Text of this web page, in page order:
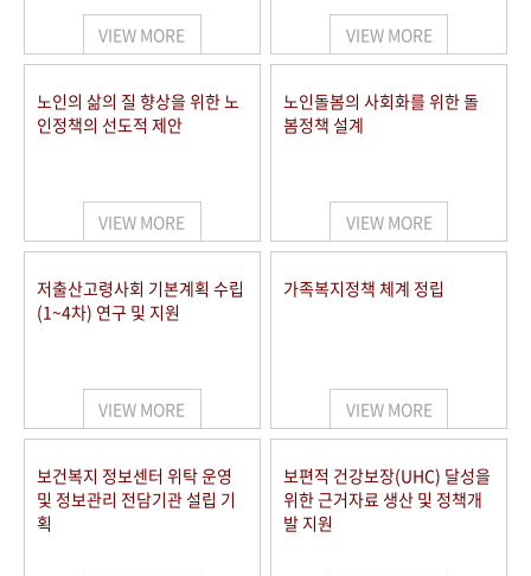
VIEW MORE VIEW MORE
노인의 삶의 질 향상을 위한 노
인정책의 선도적 제안
VIEW MORE
노인돌봄의 사회화를 위한 돌
봄정책 설계
VIEW MORE
저출산고령사회 기본계획 수립
(1~4차) 연구 및 지원
VIEW MORE
가족복지정책 체계 정립
VIEW MORE
보건복지 정보센터 위탁 운영
및 정보관리 전담기관 설립 기
획
보편적 건강보장(UHC) 달성을
위한 근거자료 생산 및 정책개
발 지원